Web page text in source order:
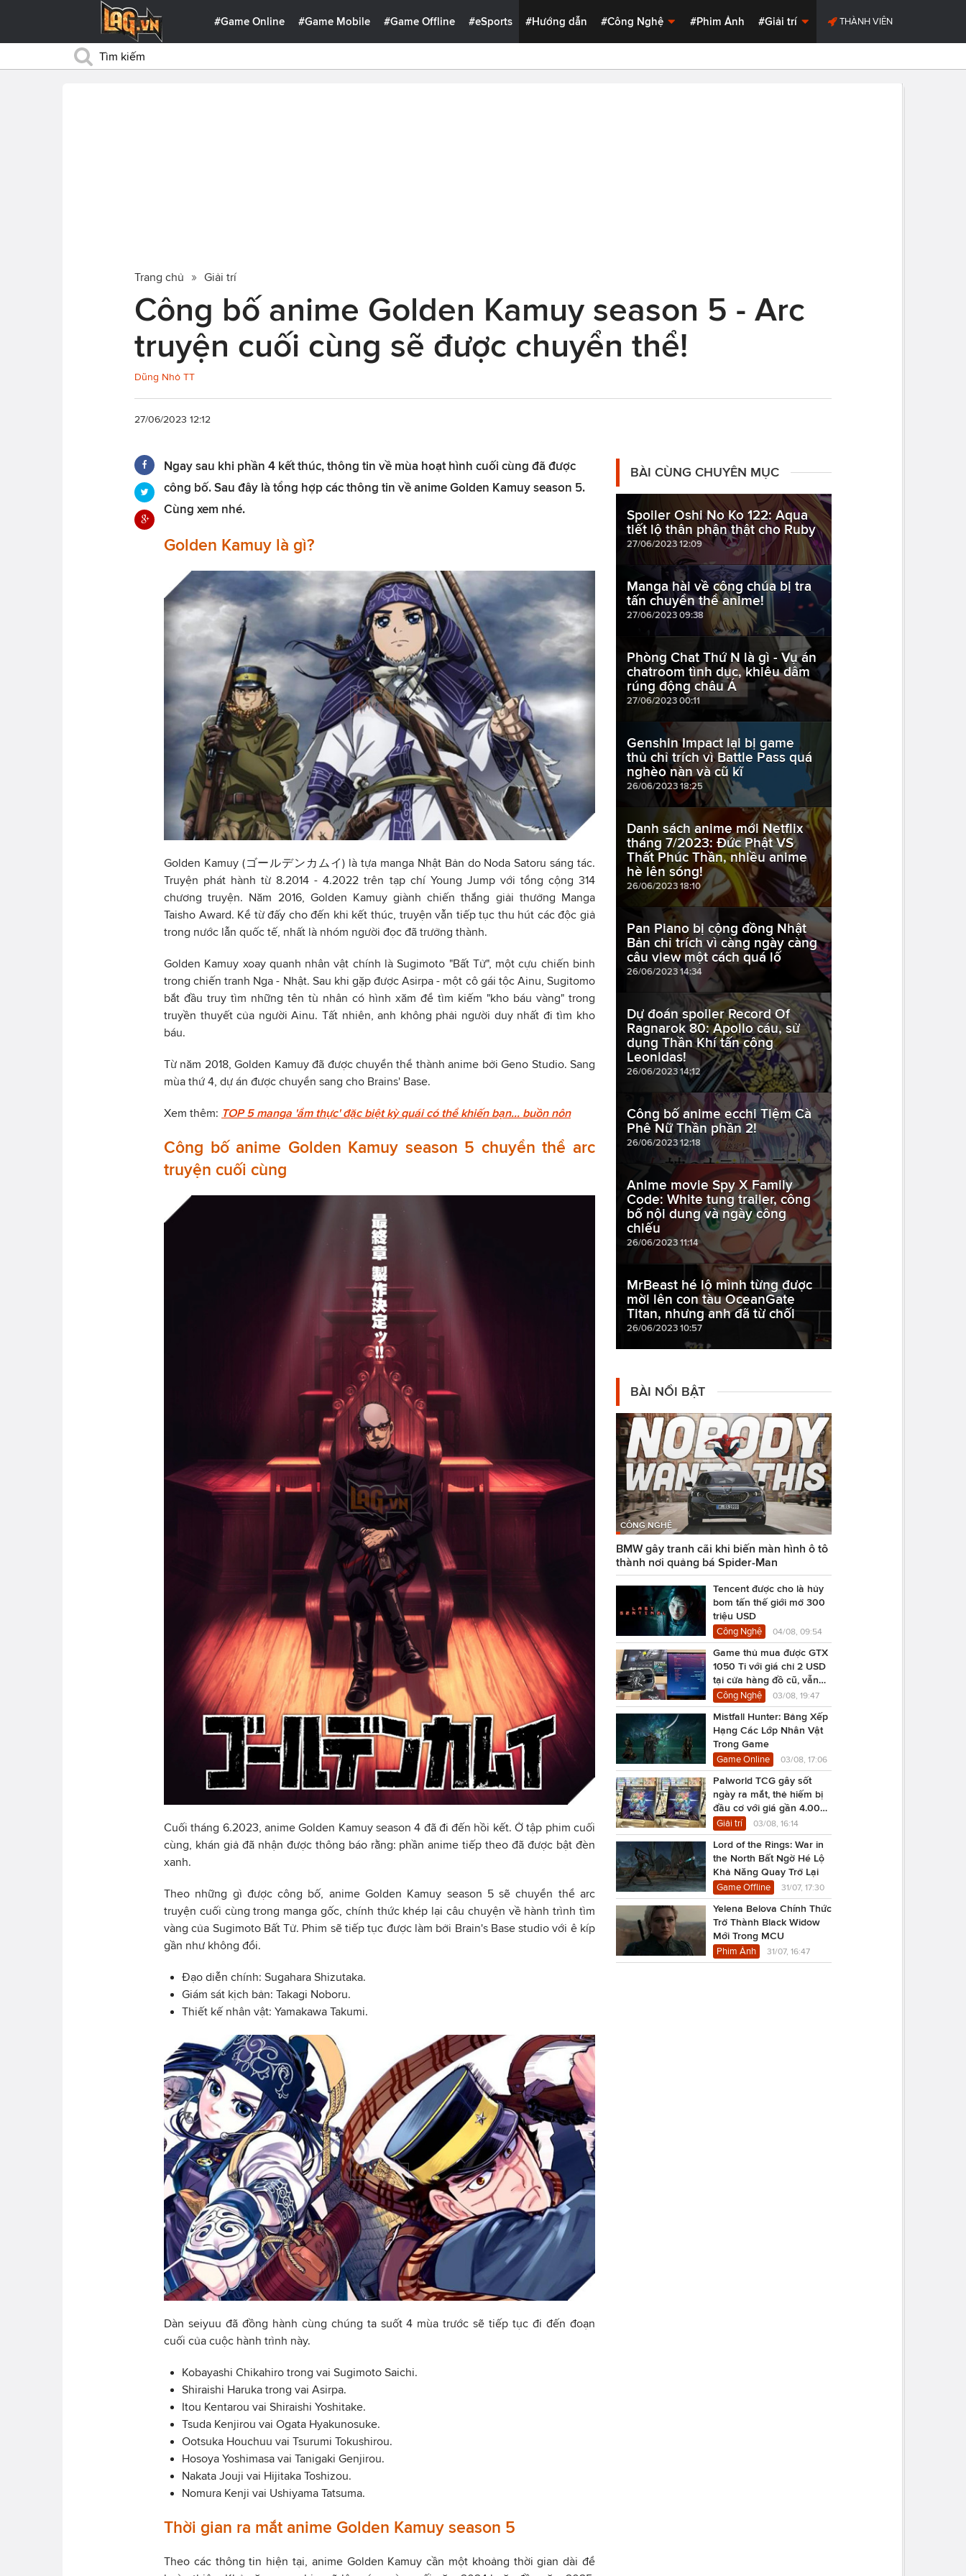
#Game Online #Game Mobile #Game Offline #eSports #Hướng dẫn #Công Nghệ #Phim Ảnh #Giải trí THÀNH VIÊN
Trang chủ Giải trí
Công bố anime Golden Kamuy season 5 - Arc
truyện cuối cùng sẽ được chuyển thể!
Dũng Nhỏ TT
27/06/2023 12:12
Ngay sau khi phần 4 kết thúc, thông tin về mùa hoạt hình cuối cùng đã được
công bố. Sau đây là tổng hợp các thông tin về anime Golden Kamuy season 5.
Cùng xem nhé.
Golden Kamuy là gì?
Golden Kamuy (ゴールデンカムイ) là tựa manga Nhật Bản do Noda Satoru sáng tác.
Truyện phát hành từ 8.2014 - 4.2022 trên tạp chí Young Jump với tổng cộng 314
chương truyện. Năm 2016, Golden Kamuy giành chiến thắng giải thưởng Manga
Taisho Award. Kể từ đấy cho đến khi kết thúc, truyện vẫn tiếp tục thu hút các độc giả
trong nước lẫn quốc tế, nhất là nhóm người đọc đã trưởng thành.
Golden Kamuy xoay quanh nhân vật chính là Sugimoto "Bất Tử", một cựu chiến binh
trong chiến tranh Nga - Nhật. Sau khi gặp được Asirpa - một cô gái tộc Ainu, Sugitomo
bắt đầu truy tìm những tên tù nhân có hình xăm để tìm kiếm "kho báu vàng" trong
truyền thuyết của người Ainu. Tất nhiên, anh không phải người duy nhất đi tìm kho
báu.
Từ năm 2018, Golden Kamuy đã được chuyển thể thành anime bởi Geno Studio. Sang
mùa thứ 4, dự án được chuyển sang cho Brains' Base.
Xem thêm: TOP 5 manga 'ẩm thực' đặc biệt kỳ quái có thể khiến bạn... buồn nôn
Công bố anime Golden Kamuy season 5 chuyển thể arc
truyện cuối cùng
Cuối tháng 6.2023, anime Golden Kamuy season 4 đã đi đến hồi kết. Ở tập phim cuối
cùng, khán giả đã nhận được thông báo rằng: phần anime tiếp theo đã được bật đèn
xanh.
Theo những gì được công bố, anime Golden Kamuy season 5 sẽ chuyển thể arc
truyện cuối cùng trong manga gốc, chính thức khép lại câu chuyện về hành trình tìm
vàng của Sugimoto Bất Tử. Phim sẽ tiếp tục được làm bởi Brain's Base studio với ê kíp
gần như không đổi.
Đạo diễn chính: Sugahara Shizutaka.
Giám sát kịch bản: Takagi Noboru.
Thiết kế nhân vật: Yamakawa Takumi.
Dàn seiyuu đã đồng hành cùng chúng ta suốt 4 mùa trước sẽ tiếp tục đi đến đoạn
cuối của cuộc hành trình này.
Kobayashi Chikahiro trong vai Sugimoto Saichi.
Shiraishi Haruka trong vai Asirpa.
Itou Kentarou vai Shiraishi Yoshitake.
Tsuda Kenjirou vai Ogata Hyakunosuke.
Ootsuka Houchuu vai Tsurumi Tokushirou.
Hosoya Yoshimasa vai Tanigaki Genjirou.
Nakata Jouji vai Hijitaka Toshizou.
Nomura Kenji vai Ushiyama Tatsuma.
Thời gian ra mắt anime Golden Kamuy season 5
Theo các thông tin hiện tại, anime Golden Kamuy cần một khoảng thời gian dài để
BÀI CÙNG CHUYÊN MỤC
Spoiler Oshi No Ko 122: Aqua
tiết lộ thân phận thật cho Ruby
27/06/2023 12:09
Manga hài về công chúa bị tra
tấn chuyển thể anime!
27/06/2023 09:38
Phòng Chat Thứ N là gì - Vụ án
chatroom tình dục, khiêu dâm
rúng động châu Á
27/06/2023 00:11
Genshin Impact lại bị game
thủ chỉ trích vì Battle Pass quá
nghèo nàn và cũ kĩ
26/06/2023 18:25
Danh sách anime mới Netflix
tháng 7/2023: Đức Phật VS
Thất Phúc Thần, nhiều anime
hè lên sóng!
26/06/2023 18:10
Pan Piano bị cộng đồng Nhật
Bản chỉ trích vì càng ngày càng
câu view một cách quá lố
26/06/2023 14:34
Dự đoán spoiler Record Of
Ragnarok 80: Apollo cáu, sử
dụng Thần Khí tấn công
Leonidas!
26/06/2023 14:12
Công bố anime ecchi Tiệm Cà
Phê Nữ Thần phần 2!
26/06/2023 12:18
Anime movie Spy X Family
Code: White tung trailer, công
bố nội dung và ngày công
chiếu
26/06/2023 11:14
MrBeast hé lộ mình từng được
mời lên con tàu OceanGate
Titan, nhưng anh đã từ chối
26/06/2023 10:57
BÀI NỔI BẬT
CÔNG NGHỆ
BMW gây tranh cãi khi biến màn hình ô tô
thành nơi quảng bá Spider-Man
Tencent được cho là hủy
bom tấn thế giới mở 300
triệu USD
Công Nghệ 04/08, 09:54
Game thủ mua được GTX
1050 Ti với giá chỉ 2 USD
tại cửa hàng đồ cũ, vẫn
chạy Cyberpunk 2077
Công Nghệ 03/08, 19:47
Mistfall Hunter: Bảng Xếp
Hạng Các Lớp Nhân Vật
Trong Game
Game Online 03/08, 17:06
Palworld TCG gây sốt
ngày ra mắt, thẻ hiếm bị
đầu cơ với giá gần 4.000
USD
Giải trí 03/08, 16:14
Lord of the Rings: War in
the North Bất Ngờ Hé Lộ
Khả Năng Quay Trở Lại
Game Offline 31/07, 17:30
Yelena Belova Chính Thức
Trở Thành Black Widow
Mới Trong MCU
Phim Ảnh 31/07, 16:47